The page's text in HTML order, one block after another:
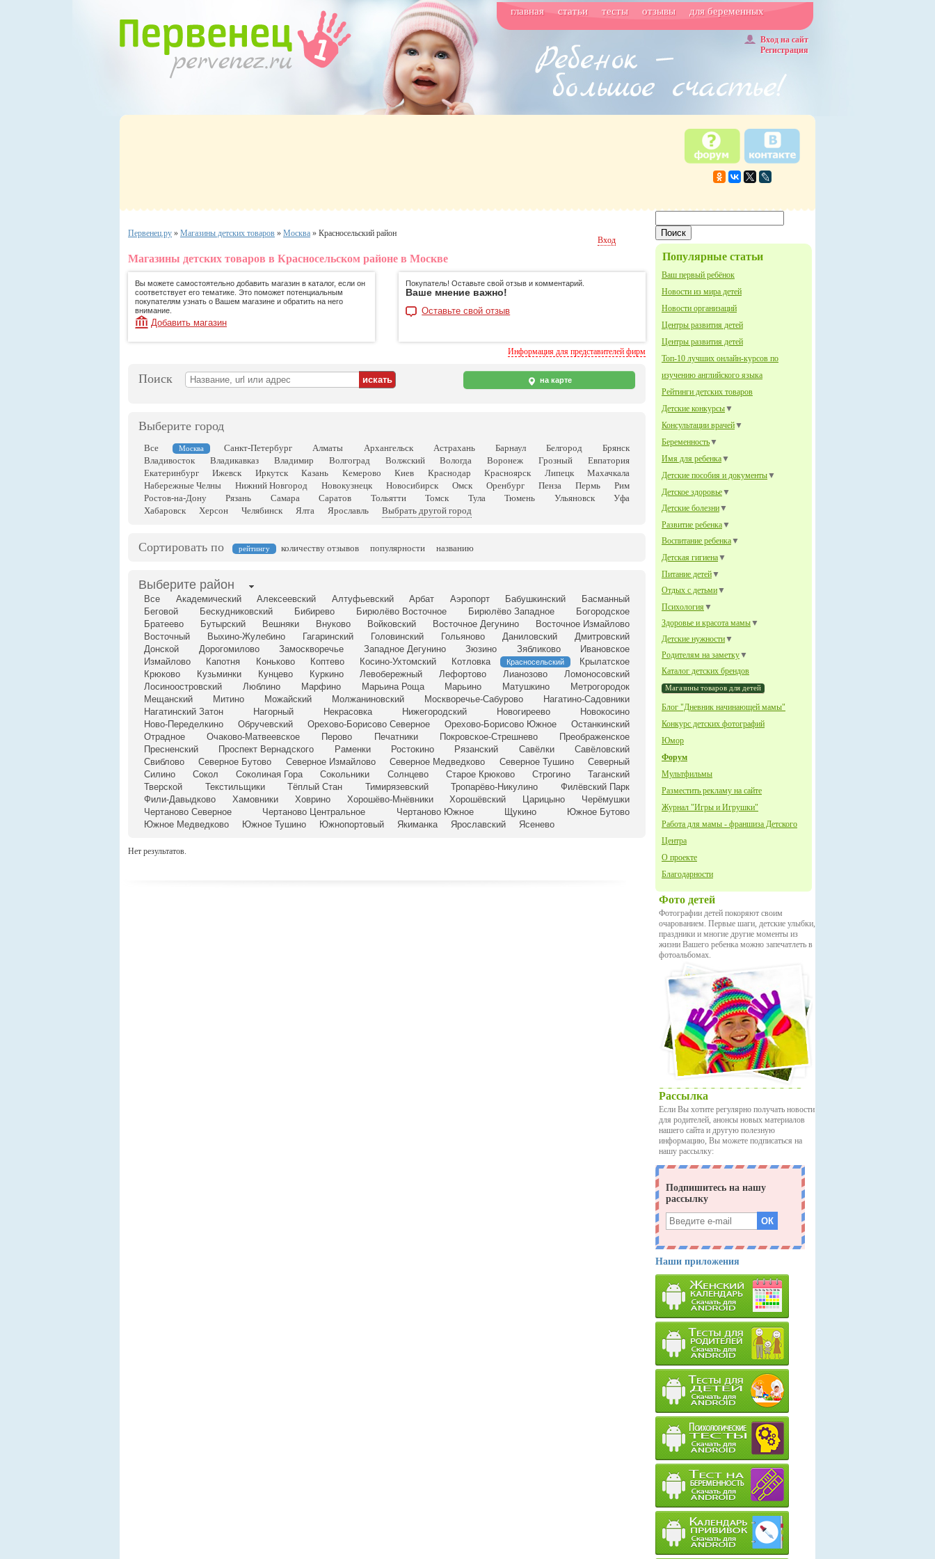
главная статьи тесты отзывы для беременных
Вход на сайт
Регистрация
Популярные статьи
Ваш первый ребёнок
Новости из мира детей
Новости организаций
Центры развития детей
Центры развития детей
Топ-10 лучших онлайн-курсов по
изучению английского языка
Рейтинги детских товаров
Детские конкурсы▼
Консультации врачей▼
Беременность▼
Имя для ребенка▼
Детские пособия и документы▼
Детское здоровье▼
Детские болезни▼
Развитие ребенка▼
Воспитание ребенка▼
Детская гигиена▼
Питание детей▼
Отдых с детьми▼
Психология ▼
Здоровье и красота мамы▼
Детские нужности▼
Родителям на заметку▼
Каталог детских брендов
Магазины товаров для детей
Блог "Дневник начинающей мамы"
Конкурс детских фотографий
Юмор
Форум
Мультфильмы
Разместить рекламу на сайте
Журнал "Игры и Игрушки"
Работа для мамы - франшиза Детского
Центра
О проекте
Благодарности
Фото детей
Фотографии детей покоряют своим
очарованием. Первые шаги, детские улыбки,
праздники и многие другие моменты из
жизни Вашего ребенка можно запечатлеть в
фотоальбомах.
Рассылка
Если Вы хотите регулярно получать новости
для родителей, анонсы новых материалов
нашего сайта и другую полезную
информацию, Вы можете подписаться на
нашу рассылку:
Наши приложения
Первенец.ру » Магазины детских товаров » Москва » Красносельский район
Вход
Магазины детских товаров в Красносельском районе в Москве
Вы можете самостоятельно добавить магазин в каталог, если он
соответствует его тематике. Это поможет потенциальным
покупателям узнать о Вашем магазине и обратить на него
внимание.
Добавить магазин
Покупатель! Оставьте свой отзыв и комментарий.
Ваше мнение важно!
Оставьте свой отзыв
Информация для представителей фирм
Поиск на карте
Выберите город
Все Москва Санкт-Петербург Алматы Архангельск Астрахань Барнаул Белгород
Брянск
Владивосток
Владикавказ Владимир Волгоград Волжский Вологда Воронеж Грозный
Евпатория
Екатеринбург
Ижевск Иркутск Казань Кемерово Киев Краснодар Красноярск Липецк
Махачкала
Набережные Челны
Нижний Новгород Новокузнецк Новосибирск Омск Оренбург Пенза Пермь
Рим
Ростов-на-Дону
Рязань Самара Саратов Тольятти Томск Тула Тюмень Ульяновск
Уфа
Хабаровск
Херсон Челябинск Ялта Ярославль Выбрать другой город
Сортировать по рейтингу количеству отзывов популярности названию
Выберите район
Все Академический Алексеевский Алтуфьевский Арбат Аэропорт Бабушкинский
Басманный
Беговой
Бескудниковский Бибирево Бирюлёво Восточное Бирюлёво Западное
Богородское
Братеево
Бутырский Вешняки Внуково Войковский Восточное Дегунино
Восточное Измайлово
Восточный
Выхино-Жулебино Гагаринский Головинский Гольяново Даниловский
Дмитровский
Донской
Дорогомилово Замоскворечье Западное Дегунино Зюзино Зябликово
Ивановское
Измайлово
Капотня Коньково Коптево Косино-Ухтомский Котловка Красносельский
Крылатское
Крюково
Кузьминки Кунцево Куркино Левобережный Лефортово Лианозово
Ломоносовский
Лосиноостровский
Люблино Марфино Марьина Роща Марьино Матушкино
Метрогородок
Мещанский
Митино Можайский Молжаниновский Москворечье-Сабурово
Нагатино-Садовники
Нагатинский Затон
Нагорный Некрасовка Нижегородский Новогиреево
Новокосино
Ново-Переделкино
Обручевский Орехово-Борисово Северное Орехово-Борисово Южное
Останкинский
Отрадное
Очаково-Матвеевское Перово Печатники Покровское-Стрешнево
Преображенское
Пресненский
Проспект Вернадского Раменки Ростокино Рязанский Савёлки
Савёловский
Свиблово
Северное Бутово Северное Измайлово Северное Медведково Северное Тушино
Северный
Силино
Сокол Соколиная Гора Сокольники Солнцево Старое Крюково Строгино
Таганский
Тверской
Текстильщики Тёплый Стан Тимирязевский Тропарёво-Никулино
Филёвский Парк
Фили-Давыдково
Хамовники Ховрино Хорошёво-Мнёвники Хорошёвский Царицыно
Черёмушки
Чертаново Северное
Чертаново Центральное Чертаново Южное Щукино
Южное Бутово
Южное Медведково
Южное Тушино Южнопортовый Якиманка Ярославский Ясенево
Нет результатов.